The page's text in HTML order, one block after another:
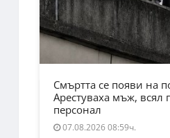
Смъртта се появи на
Арестуваха мъж, всял
персонал
07.08.2026 08:59ч.